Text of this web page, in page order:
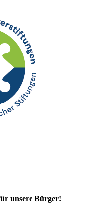
unsere Bürger!